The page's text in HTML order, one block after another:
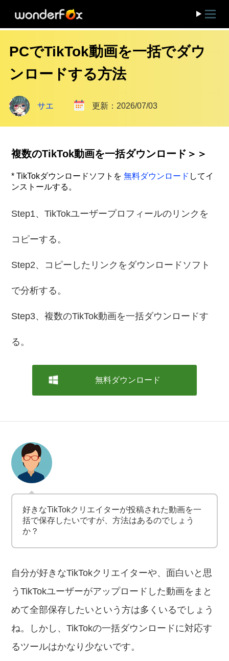
PCでTikTok動画を一括でダウ
ンロードする方法
サエ 更新：2026/07/03
複数のTikTok動画を一括ダウンロード＞＞
* TikTokダウンロードソフトを無料ダウンロード してイ
ンストールする。
Step1、TikTokユーザープロフィールのリンクを
コピーする。
Step2、コピーしたリンクをダウンロードソフト
で分析する。
Step3、複数のTikTok動画を一括ダウンロードす
る。
無料ダウンロード
好きなTikTokクリエイターが投稿された動画を一
括で保存したいですが、方法はあるのでしょう
か？
自分が好きなTikTokクリエイターや、面白いと思
うTikTokユーザーがアップロードした動画をまと
めて全部保存したいという方は多くいるでしょう
ね。しかし、TikTokの一括ダウンロードに対応す
るツールはかなり少ないです。